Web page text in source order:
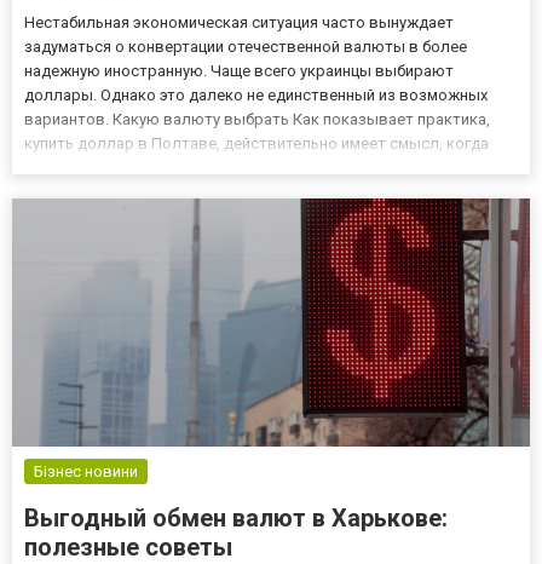
Нестабильная экономическая ситуация часто вынуждает
задуматься о конвертации отечественной валюты в более
надежную иностранную. Чаще всего украинцы выбирают
доллары. Однако это далеко не единственный из возможных
вариантов. Какую валюту выбрать Как показывает практика,
купить доллар в Полтаве, действительно имеет смысл, когда
Бізнес новини
Выгодный обмен валют в Харькове:
полезные советы